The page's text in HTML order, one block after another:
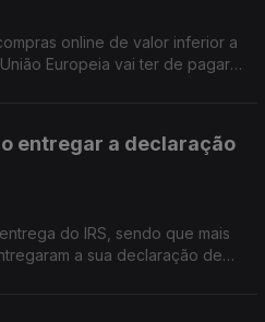
online de valor inferior a
Europeia vai ter de pagar
entregar a declaração
do IRS, sendo que mais
a sua declaração de